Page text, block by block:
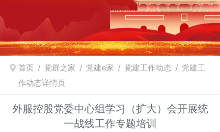
首页 / 党群之家 / 党建e家 / 党建工作动态 / 党建工
作动态详情页
外服控股党委中心组学习（扩大）会开展统
一战线工作专题培训